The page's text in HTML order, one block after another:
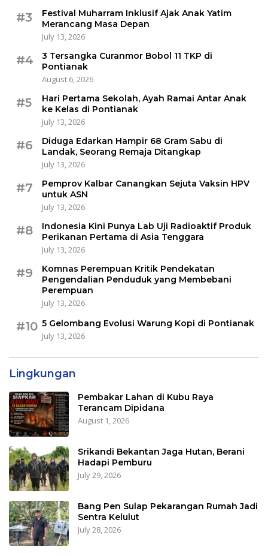
#3
Festival Muharram Inklusif Ajak Anak Yatim
Merancang Masa Depan
July 13, 2026
#4
3 Tersangka Curanmor Bobol 11 TKP di
Pontianak
August 6, 2026
#5
Hari Pertama Sekolah, Ayah Ramai Antar Anak
ke Kelas di Pontianak
July 13, 2026
#6
Diduga Edarkan Hampir 68 Gram Sabu di
Landak, Seorang Remaja Ditangkap
July 13, 2026
#7
Pemprov Kalbar Canangkan Sejuta Vaksin HPV
untuk ASN
July 13, 2026
#8
Indonesia Kini Punya Lab Uji Radioaktif Produk
Perikanan Pertama di Asia Tenggara
July 13, 2026
#9
Komnas Perempuan Kritik Pendekatan
Pengendalian Penduduk yang Membebani
Perempuan
July 13, 2026
#10 5 Gelombang Evolusi Warung Kopi di Pontianak
July 13, 2026
Lingkungan
Pembakar Lahan di Kubu Raya
Terancam Dipidana
August 1, 2026
Srikandi Bekantan Jaga Hutan, Berani
Hadapi Pemburu
July 29, 2026
Bang Pen Sulap Pekarangan Rumah Jadi
Sentra Kelulut
July 28, 2026